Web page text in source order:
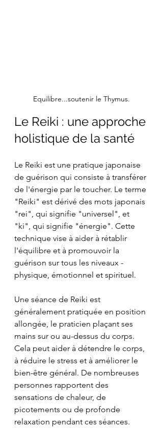
Equilibre...soutenir le Thymus.
Le Reiki : une approche
holistique de la santé
Le Reiki est une pratique japonaise
de guérison qui consiste à transférer
de l'énergie par le toucher. Le terme
"Reiki" est dérivé des mots japonais
"rei", qui signifie "universel", et
"ki", qui signifie "énergie". Cette
technique vise à aider à rétablir
l'équilibre et à promouvoir la
guérison sur tous les niveaux -
physique, émotionnel et spirituel.
Une séance de Reiki est
généralement pratiquée en position
allongée, le praticien plaçant ses
mains sur ou au-dessus du corps.
Cela peut aider à détendre le corps,
à réduire le stress et à améliorer le
bien-être général. De nombreuses
personnes rapportent des
sensations de chaleur, de
picotements ou de profonde
relaxation pendant ces séances.